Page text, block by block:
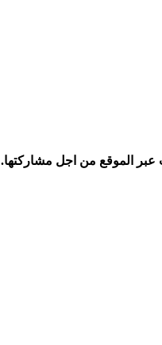
عبر الموقع من اجل مشاركتها.